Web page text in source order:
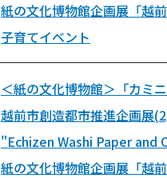
紙の文化博物館企画展「越
子育てイベント
＜紙の文化博物館＞「カミ
越前市創造都市推進企画展
"Echizen Washi Paper
紙の文化博物館企画展「越